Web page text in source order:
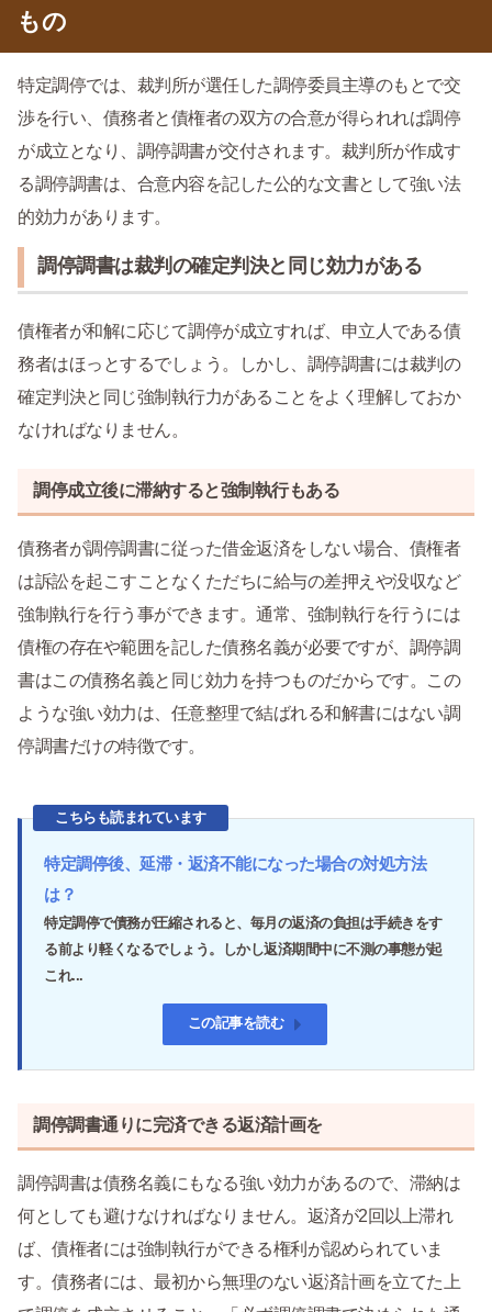
もの
特定調停では、裁判所が選任した調停委員主導のもとで交
渉を行い、債務者と債権者の双方の合意が得られれば調停
が成立となり、調停調書が交付されます。裁判所が作成す
る調停調書は、合意内容を記した公的な文書として強い法
的効力があります。
調停調書は裁判の確定判決と同じ効力がある
債権者が和解に応じて調停が成立すれば、申立人である債
務者はほっとするでしょう。しかし、調停調書には裁判の
確定判決と同じ強制執行力があることをよく理解しておか
なければなりません。
調停成立後に滞納すると強制執行もある
債務者が調停調書に従った借金返済をしない場合、債権者
は訴訟を起こすことなくただちに給与の差押えや没収など
強制執行を行う事ができます。通常、強制執行を行うには
債権の存在や範囲を記した債務名義が必要ですが、調停調
書はこの債務名義と同じ効力を持つものだからです。この
ような強い効力は、任意整理で結ばれる和解書にはない調
停調書だけの特徴です。
こちらも読まれています
特定調停後、延滞・返済不能になった場合の対処方法
は？
特定調停で債務が圧縮されると、毎月の返済の負担は手続きをす
る前より軽くなるでしょう。しかし返済期間中に不測の事態が起
これ...
この記事を読む
調停調書通りに完済できる返済計画を
調停調書は債務名義にもなる強い効力があるので、滞納は
何としても避けなければなりません。返済が2回以上滞れ
ば、債権者には強制執行ができる権利が認められていま
す。債務者には、最初から無理のない返済計画を立てた上